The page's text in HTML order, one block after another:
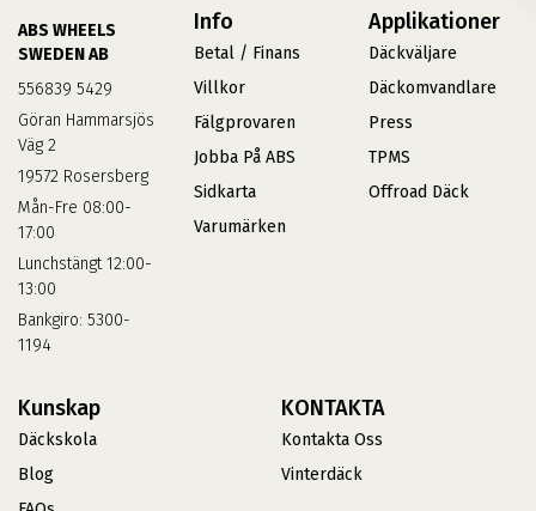
ABS WHEELS
SWEDEN AB
556839 5429
Göran Hammarsjös
Väg 2
19572 Rosersberg
Mån-Fre 08:00-
17:00
Lunchstängt 12:00-
13:00
Bankgiro: 5300-
1194
Info
Betal / Finans
Villkor
Fälgprovaren
Jobba På ABS
Sidkarta
Varumärken
Applikationer
Däckväljare
Däckomvandlare
Press
TPMS
Offroad Däck
Kunskap
Däckskola
Blog
KONTAKTA
Kontakta Oss
Vinterdäck